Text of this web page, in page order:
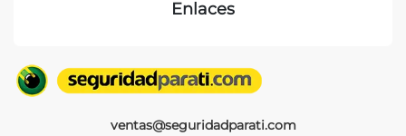
ventas@seguridadparati.com
Enlaces